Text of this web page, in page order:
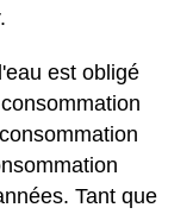
est obligé
Tant que